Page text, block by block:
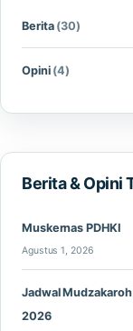
Berita (30)
Opini (4)
Berita & Opini
Muskernas PDHKI
Agustus 1, 2026
Jadwal
2026